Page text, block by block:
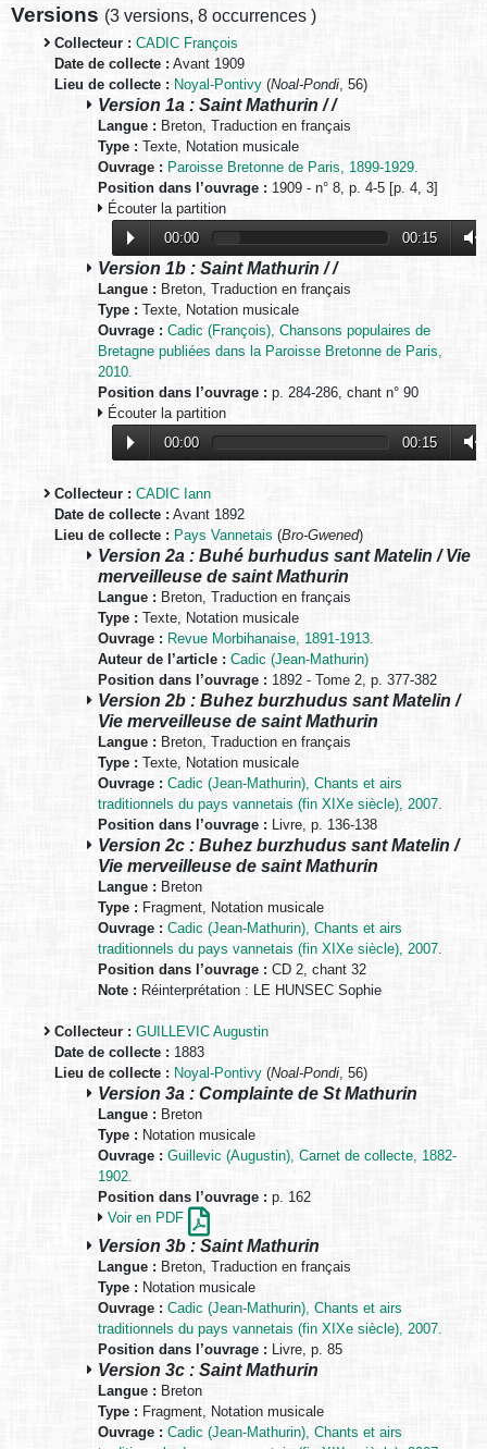
Versions (3 versions, 8 occurrences )
Collecteur : CADIC François
Date de collecte : Avant 1909
Lieu de collecte : Noyal-Pontivy (Noal-Pondi, 56)
Version 1a : Saint Mathurin / /
Langue : Breton, Traduction en français
Type : Texte, Notation musicale
Ouvrage : Paroisse Bretonne de Paris, 1899-1929.
Position dans l’ouvrage : 1909 - n° 8, p. 4-5 [p. 4, 3]
Écouter la partition
00:00
00:15
Version 1b : Saint Mathurin / /
Langue : Breton, Traduction en français
Type : Texte, Notation musicale
Ouvrage : Cadic (François), Chansons populaires de
Bretagne publiées dans la Paroisse Bretonne de Paris,
2010.
Position dans l’ouvrage : p. 284-286, chant n° 90
Écouter la partition
00:00
00:15
Collecteur : CADIC Iann
Date de collecte : Avant 1892
Lieu de collecte : Pays Vannetais (Bro-Gwened)
Version 2a : Buhé burhudus sant Matelin / Vie
merveilleuse de saint Mathurin
Langue : Breton, Traduction en français
Type : Texte, Notation musicale
Ouvrage : Revue Morbihanaise, 1891-1913.
Auteur de l’article : Cadic (Jean-Mathurin)
Position dans l’ouvrage : 1892 - Tome 2, p. 377-382
Version 2b : Buhez burzhudus sant Matelin /
Vie merveilleuse de saint Mathurin
Langue : Breton, Traduction en français
Type : Texte, Notation musicale
Ouvrage : Cadic (Jean-Mathurin), Chants et airs
traditionnels du pays vannetais (fin XIXe siècle), 2007.
Position dans l’ouvrage : Livre, p. 136-138
Version 2c : Buhez burzhudus sant Matelin /
Vie merveilleuse de saint Mathurin
Langue : Breton
Type : Fragment, Notation musicale
Ouvrage : Cadic (Jean-Mathurin), Chants et airs
traditionnels du pays vannetais (fin XIXe siècle), 2007.
Position dans l’ouvrage : CD 2, chant 32
Note : Réinterprétation : LE HUNSEC Sophie
Collecteur : GUILLEVIC Augustin
Date de collecte : 1883
Lieu de collecte : Noyal-Pontivy (Noal-Pondi , 56)
Version 3a : Complainte de St Mathurin
Langue : Breton
Type : Notation musicale
Ouvrage : Guillevic (Augustin), Carnet de collecte, 1882-
1902.
Position dans l’ouvrage : p. 162
Voir en PDF
Version 3b : Saint Mathurin
Langue : Breton, Traduction en français
Type : Notation musicale
Ouvrage : Cadic (Jean-Mathurin), Chants et airs
traditionnels du pays vannetais (fin XIXe siècle), 2007.
Position dans l’ouvrage : Livre, p. 85
Version 3c : Saint Mathurin
Langue : Breton
Type : Fragment, Notation musicale
Ouvrage : Cadic (Jean-Mathurin), Chants et airs